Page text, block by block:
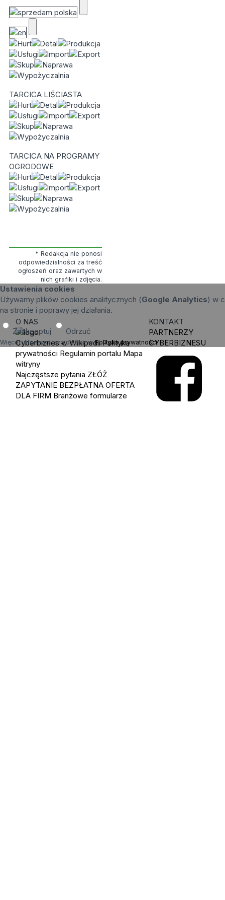
TARCICA LIŚCIASTA
TARCICA NA PROGRAMY
OGRODOWE
* Redakcja nie ponosi
odpowiedzialności za treść
ogłoszeń oraz zawartych w
nich grafiki i zdjęcia.
Ustawienia cookies
Używamy plików cookies analitycznych (Google Analytics) w
na stronie i poprawy jej działania.
Zaakceptuj Odrzuć
Więcej informacji znajdziesz wPolityka prywatności.
O NAS
Cyberbiznes w Wikipedii Polityka
prywatności Regulamin portalu Mapa
witryny
Najczęstsze pytania ZŁÓŻ
ZAPYTANIE BEZPŁATNA OFERTA
DLA FIRM Branżowe formularze
KONTAKT
PARTNERZY
CYBERBIZNESU